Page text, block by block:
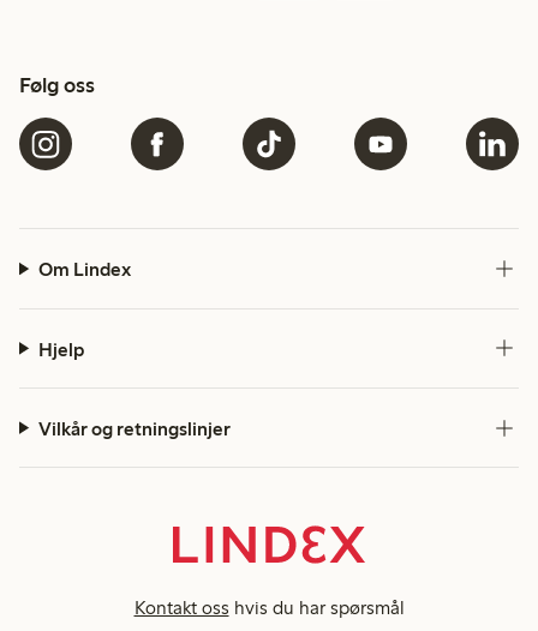
Følg oss
Om Lindex
Hjelp
Vilkår og retningslinjer
Kontakt oss hvis du har spørsmål